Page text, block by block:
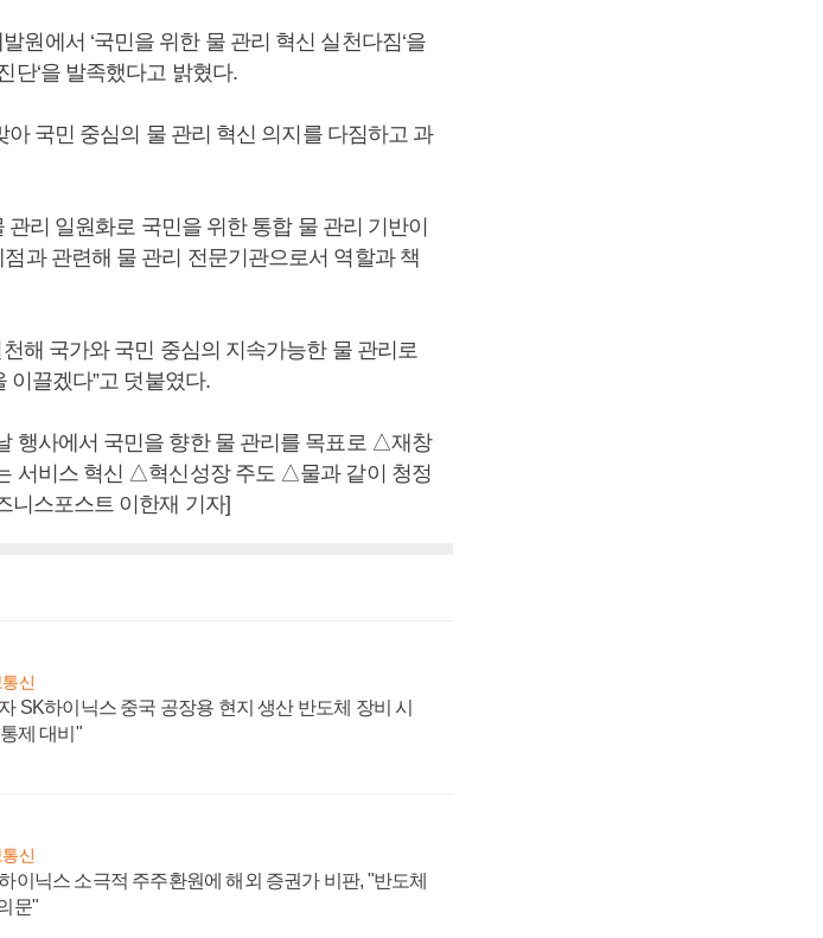
원에서 ‘국민을 위한 물 관리 혁신 실천다짐‘을
단‘을 발족했다고 밝혔다.
국민 중심의 물 관리 혁신 의지를 다짐하고 과
리 일원화로 국민을 위한 통합 물 관리 기반이
과 관련해 물 관리 전문기관으로서 역할과 책
해 국가와 국민 중심의 지속가능한 물 관리로
이끌겠다”고 덧붙였다.
행사에서 국민을 향한 물 관리를 목표로 △재창
서비스 혁신 △혁신성장 주도 △물과 같이 청정
니스포스트 이한재 기자]
통신
SK하이닉스 중국 공장용 현지 생산 반도체 장비 시
제 대비"
통신
이닉스 소극적 주주환원에 해외 증권가 비판, "반도체
문"